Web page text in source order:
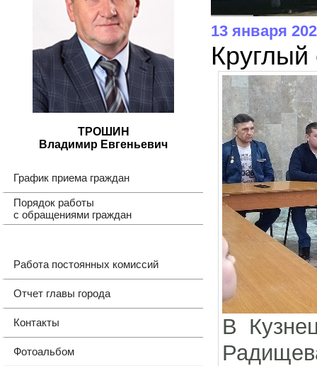
ТРОШИН
Владимир Евгеньевич
График приема граждан
Порядок работы
с обращениями граждан
Работа постоянных комиссий
Отчет главы города
Контакты
Фотоальбом
13 января
В